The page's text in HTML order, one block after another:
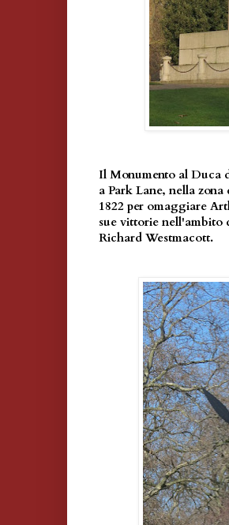
Il Monumento al Duca
a Park Lane, nella
1822 per omaggiare
sue vittorie nell'ambito
Richard Westmacott.